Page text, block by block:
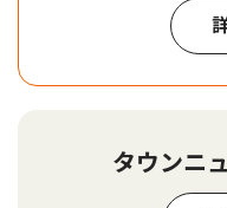
タウンニ